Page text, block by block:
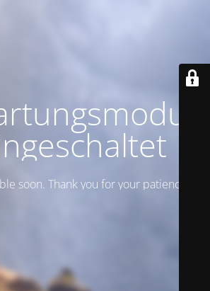
soon. Thank you for your patience!